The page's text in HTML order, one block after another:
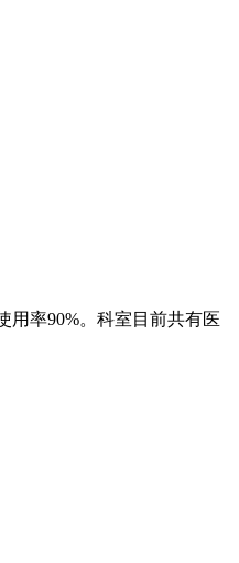
用率90%。科室目前共有医